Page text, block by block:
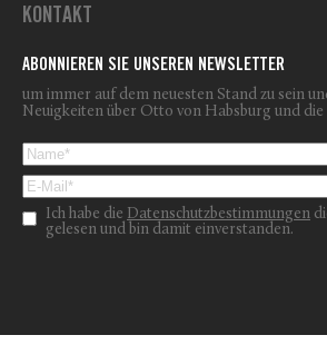
KONTAKT
ABONNIEREN SIE UNSEREN NEWSLETTER
um immer auf dem neuesten Stand zu sein
Neuigkeiten über Otto von Habsburg und
Ich habe die Datenschutzbestimmungen
gelesen und bin damit einverstanden.